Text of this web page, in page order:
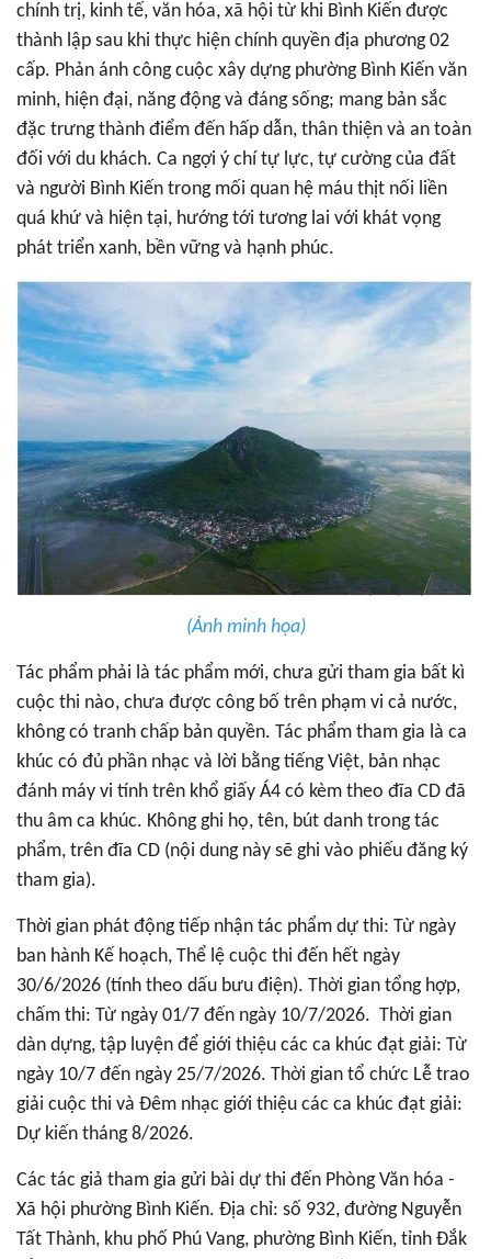
chính trị, kinh tế, văn hóa, xã hội từ khi Bình Kiến được
thành lập sau khi thực hiện chính quyền địa phương 02
cấp. Phản ánh công cuộc xây dựng phường Bình Kiến văn
minh, hiện đại, năng động và đáng sống; mang bản sắc
đặc trưng thành điểm đến hấp dẫn, thân thiện và an toàn
đối với du khách. Ca ngợi ý chí tự lực, tự cường của đất
và người Bình Kiến trong mối quan hệ máu thịt nối liền
quá khứ và hiện tại, hướng tới tương lai với khát vọng
phát triển xanh, bền vững và hạnh phúc.
(Ảnh minh họa)
Tác phẩm phải là tác phẩm mới, chưa gửi tham gia bất kì
cuộc thi nào, chưa được công bố trên phạm vi cả nước,
không có tranh chấp bản quyền. Tác phẩm tham gia là ca
khúc có đủ phần nhạc và lời bằng tiếng Việt, bản nhạc
đánh máy vi tính trên khổ giấy Á4 có kèm theo đĩa CD đã
thu âm ca khúc. Không ghi họ, tên, bút danh trong tác
phẩm, trên đĩa CD (nội dung này sẽ ghi vào phiếu đăng ký
tham gia).
Thời gian phát động tiếp nhận tác phẩm dự thi: Từ ngày
ban hành Kế hoạch, Thể lệ cuộc thi đến hết ngày
30/6/2026 (tính theo dấu bưu điện). Thời gian tổng hợp,
chấm thi: Từ ngày 01/7 đến ngày 10/7/2026. Thời gian
dàn dựng, tập luyện để giới thiệu các ca khúc đạt giải: Từ
ngày 10/7 đến ngày 25/7/2026. Thời gian tổ chức Lễ trao
giải cuộc thi và Đêm nhạc giới thiệu các ca khúc đạt giải:
Dự kiến tháng 8/2026.
Các tác giả tham gia gửi bài dự thi đến Phòng Văn hóa -
Xã hội phường Bình Kiến. Địa chỉ: số 932, đường Nguyễn
Tất Thành, khu phố Phú Vang, phường Bình Kiến, tỉnh Đắk